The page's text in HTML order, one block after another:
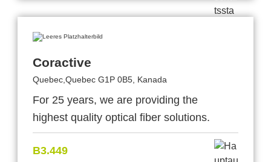
Coractive
Quebec,Quebec G1P 0B5, Kanada
For 25 years, we are providing the
highest quality optical fiber solutions.
B3.449